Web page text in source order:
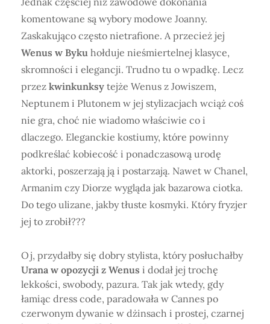
komentowane są wybory modowe Joanny.
Zaskakująco często nietrafione. A przecież jej
Wenus w Byku hołduje nieśmiertelnej klasyce,
skromności i elegancji. Trudno tu o wpadkę. Lecz
przez kwinkunksy tejże Wenus z Jowiszem,
Neptunem i Plutonem w jej stylizacjach wciąż coś
nie gra, choć nie wiadomo właściwie co i
dlaczego. Eleganckie kostiumy, które powinny
podkreślać kobiecość i ponadczasową urodę
aktorki, poszerzają ją i postarzają. Nawet w Chanel,
Armanim czy Diorze wygląda jak bazarowa ciotka.
Do tego ulizane, jakby tłuste kosmyki. Który fryzjer
jej to zrobił???
Oj, przydałby się dobry stylista, który posłuchałby
Urana w opozycji z Wenus i dodał jej trochę
lekkości, swobody, pazura. Tak jak wtedy, gdy
łamiąc dress code, paradowała w Cannes po
czerwonym dywanie w dżinsach i prostej, czarnej